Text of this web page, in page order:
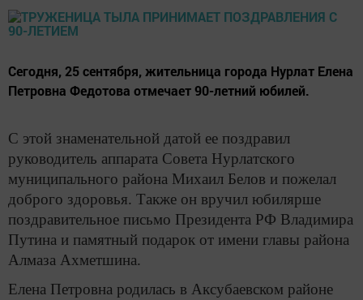
Сегодня, 25 сентября, жительница города Нурлат Елена
Петровна Федотова отмечает 90-летний юбилей.
С этой знаменательной датой ее поздравил
руководитель аппарата Совета Нурлатского
муниципального района Михаил Белов и пожелал
доброго здоровья. Также он вручил юбилярше
поздравительное письмо Президента РФ Владимира
Путина и памятный подарок от имени главы района
Алмаза Ахметшина.
Елена Петровна родилась в Аксубаевском районе